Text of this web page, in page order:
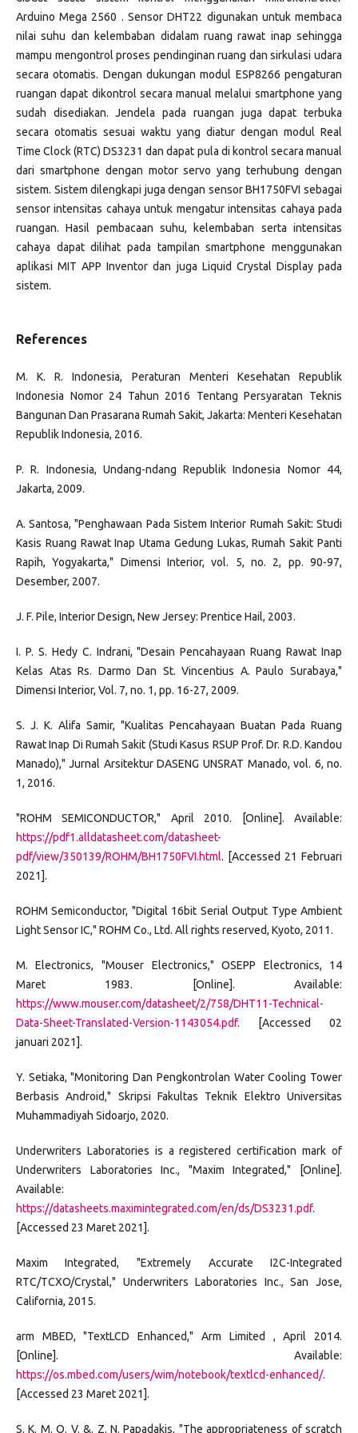
Arduino Mega 2560 . Sensor DHT22 digunakan untuk membaca
nilai suhu dan kelembaban didalam ruang rawat inap sehingga
mampu mengontrol proses pendinginan ruang dan sirkulasi udara
secara otomatis. Dengan dukungan modul ESP8266 pengaturan
ruangan dapat dikontrol secara manual melalui smartphone yang
sudah disediakan. Jendela pada ruangan juga dapat terbuka
secara otomatis sesuai waktu yang diatur dengan modul Real
Time Clock (RTC) DS3231 dan dapat pula di kontrol secara manual
dari smartphone dengan motor servo yang terhubung dengan
sistem. Sistem dilengkapi juga dengan sensor BH1750FVI sebagai
sensor intensitas cahaya untuk mengatur intensitas cahaya pada
ruangan. Hasil pembacaan suhu, kelembaban serta intensitas
cahaya dapat dilihat pada tampilan smartphone menggunakan
aplikasi MIT APP Inventor dan juga Liquid Crystal Display pada
sistem.
References
M. K. R. Indonesia, Peraturan Menteri Kesehatan Republik
Indonesia Nomor 24 Tahun 2016 Tentang Persyaratan Teknis
Bangunan Dan Prasarana Rumah Sakit, Jakarta: Menteri Kesehatan
Republik Indonesia, 2016.
P. R. Indonesia, Undang-ndang Republik Indonesia Nomor 44,
Jakarta, 2009.
A. Santosa, "Penghawaan Pada Sistem Interior Rumah Sakit: Studi
Kasis Ruang Rawat Inap Utama Gedung Lukas, Rumah Sakit Panti
Rapih, Yogyakarta," Dimensi Interior, vol. 5, no. 2, pp. 90-97,
Desember, 2007.
J. F. Pile, Interior Design, New Jersey: Prentice Hail, 2003.
I. P. S. Hedy C. Indrani, "Desain Pencahayaan Ruang Rawat Inap
Kelas Atas Rs. Darmo Dan St. Vincentius A. Paulo Surabaya,"
Dimensi Interior, Vol. 7, no. 1, pp. 16-27, 2009.
S. J. K. Alifa Samir, "Kualitas Pencahayaan Buatan Pada Ruang
Rawat Inap Di Rumah Sakit (Studi Kasus RSUP Prof. Dr. R.D. Kandou
Manado)," Jurnal Arsitektur DASENG UNSRAT Manado, vol. 6, no.
1, 2016.
"ROHM SEMICONDUCTOR," April 2010. [Online]. Available:
https://pdf1.alldatasheet.com/datasheet-
pdf/view/350139/ROHM/BH1750FVI.html. [Accessed 21 Februari
2021].
ROHM Semiconductor, "Digital 16bit Serial Output Type Ambient
Light Sensor IC," ROHM Co., Ltd. All rights reserved, Kyoto, 2011.
M. Electronics, "Mouser Electronics," OSEPP Electronics, 14
Maret 1983. [Online]. Available:
https://www.mouser.com/datasheet/2/758/DHT11-Technical-
Data-Sheet-Translated-Version-1143054.pdf. [Accessed 02
januari 2021].
Y. Setiaka, "Monitoring Dan Pengkontrolan Water Cooling Tower
Berbasis Android," Skripsi Fakultas Teknik Elektro Universitas
Muhammadiyah Sidoarjo, 2020.
Underwriters Laboratories is a registered certification mark of
Underwriters Laboratories Inc., "Maxim Integrated," [Online].
Available:
https://datasheets.maximintegrated.com/en/ds/DS3231.pdf.
[Accessed 23 Maret 2021].
Maxim Integrated, "Extremely Accurate I2C-Integrated
RTC/TCXO/Crystal," Underwriters Laboratories Inc., San Jose,
California, 2015.
arm MBED, "TextLCD Enhanced," Arm Limited , April 2014.
[Online]. Available:
https://os.mbed.com/users/wim/notebook/textlcd-enhanced/.
[Accessed 23 Maret 2021].
S. K. M. O. V. &. Z. N. Papadakis, "The appropriateness of scratch